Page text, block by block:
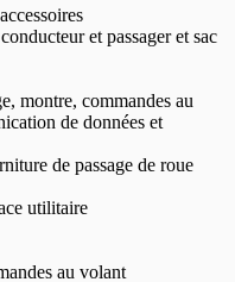
et passager et sac
montre, commandes au
de données et
de passage de roue
utilitaire
au volant